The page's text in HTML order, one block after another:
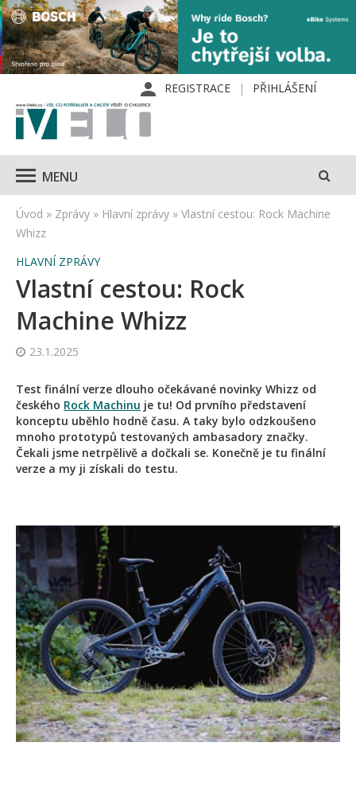
REGISTRACE PŘIHLÁŠENÍ
MENU
Úvod » Zprávy » Hlavní zprávy » Vlastní cestou: Rock Machine
Whizz
HLAVNÍ ZPRÁVY
Vlastní cestou: Rock
Machine Whizz
23.1.2025
Test finální verze dlouho očekávané novinky Whizz od
českého Rock Machinu je tu! Od prvního představení
konceptu uběhlo hodně času. A taky bylo odzkoušeno
mnoho prototypů testovaných ambasadory značky.
Čekali jsme netrpělivě a dočkali se. Konečně je tu finální
verze a my ji získali do testu.